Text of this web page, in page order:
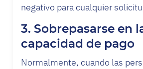
negativo para cualquier
3. Sobrepasarse en
capacidad de pago
Normalmente, cuando las